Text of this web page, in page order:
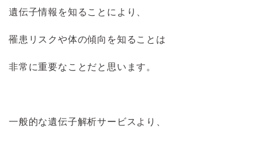
遺伝子情報を知ることにより、
罹患リスクや体の傾向を知ることは
非常に重要なことだと思います。
一般的な遺伝子解析サービスより、